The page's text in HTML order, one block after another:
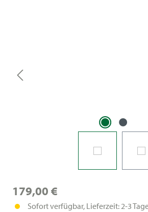
179,00 €
Sofort verfügbar, Lieferzeit: 2-3